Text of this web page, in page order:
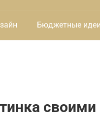
Бюджетные идеи
своими